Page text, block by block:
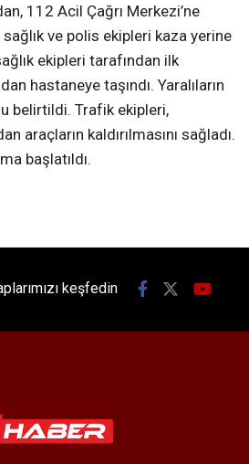
112 Acil Çağrı Merkezi’ne
ve polis ekipleri kaza yerine
ekipleri tarafından ilk
hastaneye taşındı. Yaralıların
belirtildi. Trafik ekipleri,
araçların kaldırılmasını sağladı.
başlatıldı.
keşfedin